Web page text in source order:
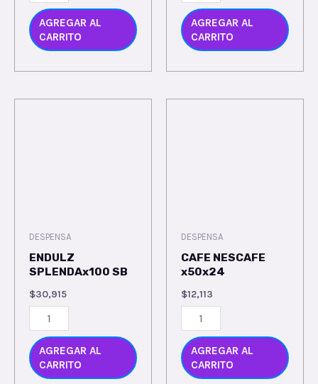
AGREGAR AL
CARRITO
AGREGAR AL
CARRITO
DESPENSA
ENDULZ
SPLENDAx100 SB
$30,915
AGREGAR AL
CARRITO
DESPENSA
CAFE NESCAFE
x50x24
$12,113
AGREGAR AL
CARRITO